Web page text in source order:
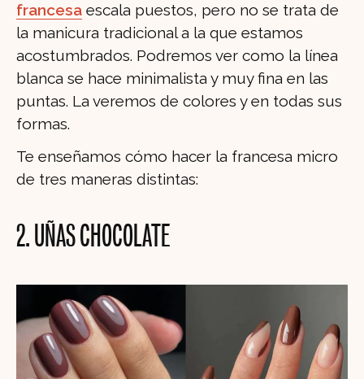
francesa escala puestos, pero no se trata de
la manicura tradicional a la que estamos
acostumbrados. Podremos ver como la línea
blanca se hace minimalista y muy fina en las
puntas. La veremos de colores y en todas sus
formas.
Te enseñamos cómo hacer la francesa micro
de tres maneras distintas:
2. UÑAS CHOCOLATE